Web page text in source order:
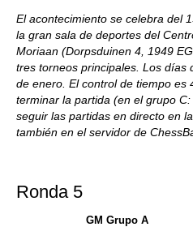
El acontecimiento se celebra del
la gran sala de deportes del
Moriaan (Dorpsduinen 4, 1949 EG
tres torneos principales. Los días
de enero. El control de tiempo es
terminar la partida (en el grupo
seguir las partidas en directo en la
también en el servidor de
Ronda 5
GM Grupo A